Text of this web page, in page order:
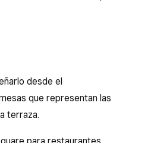
desde el
que representan las
terraza.